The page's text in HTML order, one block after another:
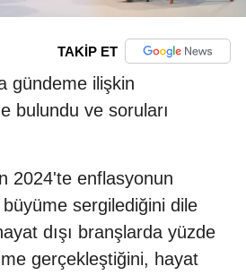
TAKİP ET
gündeme ilişkin
bulundu ve soruları
2024'te enflasyonun
sergilediğini dile
dışı branşlarda yüzde
gerçekleştiğini, hayat